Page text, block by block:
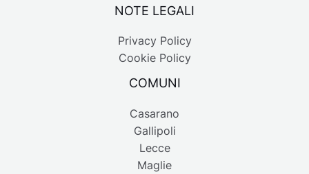
NOTE LEGALI
Privacy Policy
Cookie Policy
COMUNI
Casarano
Gallipoli
Lecce
Maglie